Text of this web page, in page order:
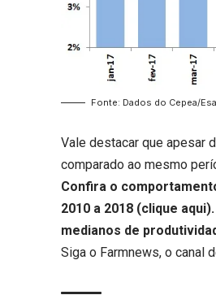
Fonte: Dados do Cepea/
Vale destacar que apesar
comparado ao mesmo
Confira o
2010 a 2018 (clique aqui
medianos de
Siga o Farmnews, o canal